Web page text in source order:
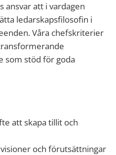
ansvar att i vardagen
ledarskapsfilosofin i
Våra chefskriterier
som stöd för goda
att skapa tillit och
och förutsättningar